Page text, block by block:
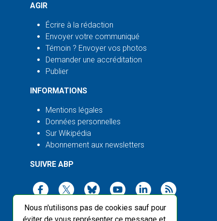
Nous n'utilisons pas de cookies sauf pour
AGIR
Écrire à la rédaction
Envoyer votre communiqué
Témoin ? Envoyer vos photos
Demander une accréditation
Publier
INFORMATIONS
Mentions légales
Données personnelles
Sur Wikipédia
Abonnement aux newsletters
SUIVRE ABP